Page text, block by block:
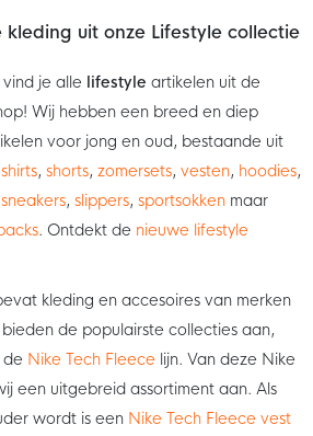
uit onze Lifestyle collectie
je alle lifestyle artikelen uit de
Wij hebben een breed en diep
voor jong en oud, bestaande uit
, shorts, zomersets, vesten, hoodies,
sneakers, slippers, sportsokken maar
. Ontdekt de nieuwe lifestyle
kleding en accesoires van merken
de populairste collecties aan,
Nike Tech Fleece lijn. Van deze Nike
een uitgebreid assortiment aan. Als
wordt is een Nike Tech Fleece vest